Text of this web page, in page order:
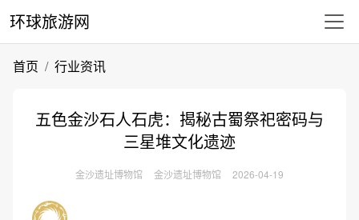
环球旅游网
首页 行业资讯
五色金沙石人石虎：揭秘古蜀祭祀密码与
三星堆文化遗迹
金沙遗址博物馆 金沙遗址博物馆 2026-04-19